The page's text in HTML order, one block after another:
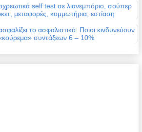
self test σε λιανεμπόριο, σούπερ
μεταφορές, κομμωτήρια, εστίαση
το ασφαλιστικό: Ποιοι κινδυνεύουν
συντάξεων 6 – 10%